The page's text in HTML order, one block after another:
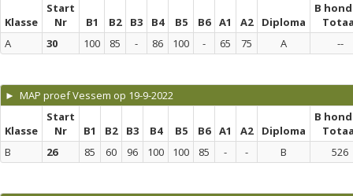
Klasse
Start
Nr
B1 B2 B3 B4 B5 B6 A1 A2 Diploma
B
A
30 100 85 - 86 100 - 65 75 A --
► MAP proef Vessem op 19-9-2022
Klasse
Start
Nr
B1 B2 B3 B4 B5 B6 A1 A2 Diploma
B
B
26 85 60 96 100 100 85 - - B 526